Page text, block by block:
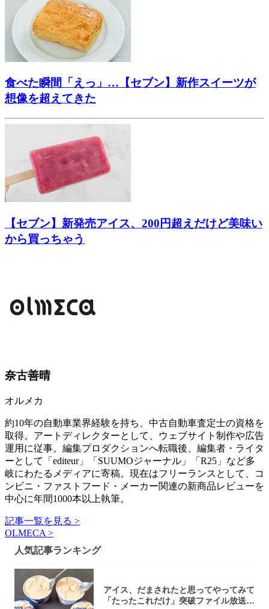
食べた瞬間「えっ」…【セブン】新作スイーツが
想像を超えてきた
【セブン】新発売アイス、200円超えだけど美味い
から買っちゃう
奈古善晴
オルメカ
約10年の自動車業界経験を持ち、中古自動車査定士の資格を
取得。アートディレクターとして、ウェブサイト制作や広告
運用に従事。編集プロダクションへ転職後、編集者・ライタ
ーとして「editeur」「SUUMOジャーナル」「R25」など多
岐にわたるメディアに寄稿。現在はフリーランスとして、コ
ンビニ・ファストフード・メーカー関連の新商品レビューを
中心に年間1000本以上執筆。
記事一覧を見る >
OLMECA >
人気記事ランキング
アイス、だまされたと思ってやってみて
「たったこれだけ」突破ファイル放送で